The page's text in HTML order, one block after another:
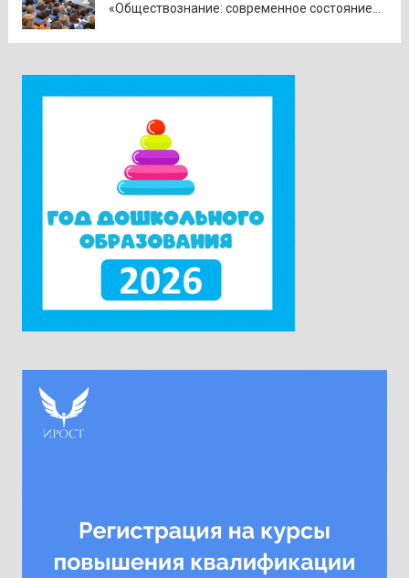
«Обществознание: современное состояние
Наталия Александровна Наумова отметила,
что...Читать дальше